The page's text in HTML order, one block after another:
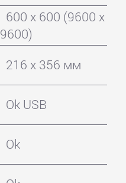
600 x 600 (9600 x
9600)
216 x 356 мм
Ok USB
Ok